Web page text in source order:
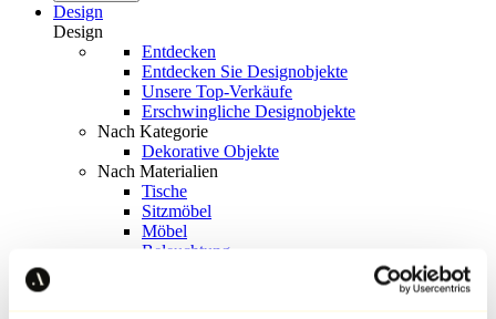
Design
Design
Entdecken
Entdecken Sie Designobjekte
Unsere Top-Verkäufe
Erschwingliche Designobjekte
Nach Kategorie
Dekorative Objekte
Nach Materialien
Tische
Sitzmöbel
Möbel
Beleuchtung